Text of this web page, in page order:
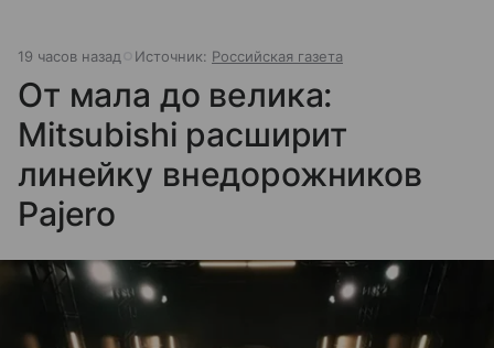
19 часов назад Источник: Российская газета
От мала до велика:
Mitsubishi расширит
линейку внедорожников
Pajero